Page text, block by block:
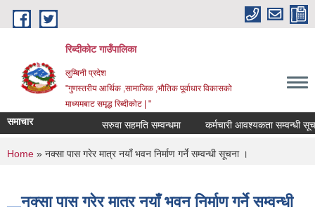
Skip to main content
रिब्दीकोट गाउँपालिका
लुम्बिनी प्रदेश
"गुणस्तरीय आर्थिक ,सामाजिक ,भौतिक पूर्वाधार विकासको
माध्यमबाट समृद्ध रिब्दीकोट | "
समाचार सरुवा सहमति सम्वन्धमा कर्मचारी आवश्यकता सम्वन्धी सूचना
You are here
Home » नक्सा पास गरेर मात्र नयाँ भवन निर्माण गर्ने सम्वन्धी सूचना ।
नक्सा पास गरेर मात्र नयाँ भवन निर्माण गर्ने सम्वन्धी